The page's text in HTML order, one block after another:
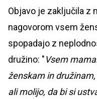
Objavo je zaključila z
nagovorom vsem
spopadajo z
družino: "Vsem
ženskam in
ali molijo, da bi si